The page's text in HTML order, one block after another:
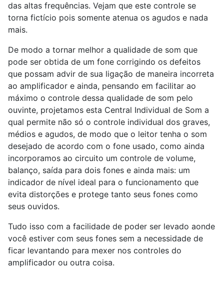
das altas frequências. Vejam que este controle se
torna fictício pois somente atenua os agudos e nada
mais.
De modo a tornar melhor a qualidade de som que
pode ser obtida de um fone corrigindo os defeitos
que possam advir de sua ligação de maneira incorreta
ao amplificador e ainda, pensando em facilitar ao
máximo o controle dessa qualidade de som pelo
ouvinte, projetamos esta Central Individual de Som a
qual permite não só o controle individual dos graves,
médios e agudos, de modo que o leitor tenha o som
desejado de acordo com o fone usado, como ainda
incorporamos ao circuito um controle de volume,
balanço, saída para dois fones e ainda mais: um
indicador de nível ideal para o funcionamento que
evita distorções e protege tanto seus fones como
seus ouvidos.
Tudo isso com a facilidade de poder ser levado aonde
você estiver com seus fones sem a necessidade de
ficar levantando para mexer nos controles do
amplificador ou outra coisa.